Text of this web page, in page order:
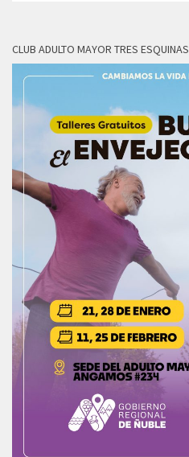
CLUB ADULTO MAYOR TRES ESQUINAS